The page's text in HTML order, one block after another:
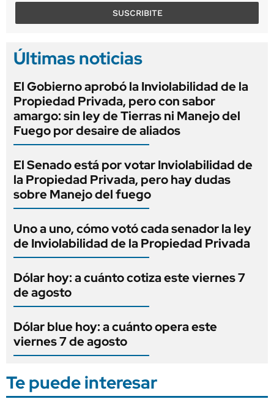
SUSCRIBITE
Últimas noticias
El Gobierno aprobó la Inviolabilidad de la
Propiedad Privada, pero con sabor
amargo: sin ley de Tierras ni Manejo del
Fuego por desaire de aliados
El Senado está por votar Inviolabilidad de
la Propiedad Privada, pero hay dudas
sobre Manejo del fuego
Uno a uno, cómo votó cada senador la ley
de Inviolabilidad de la Propiedad Privada
Dólar hoy: a cuánto cotiza este viernes 7
de agosto
Dólar blue hoy: a cuánto opera este
viernes 7 de agosto
Te puede interesar